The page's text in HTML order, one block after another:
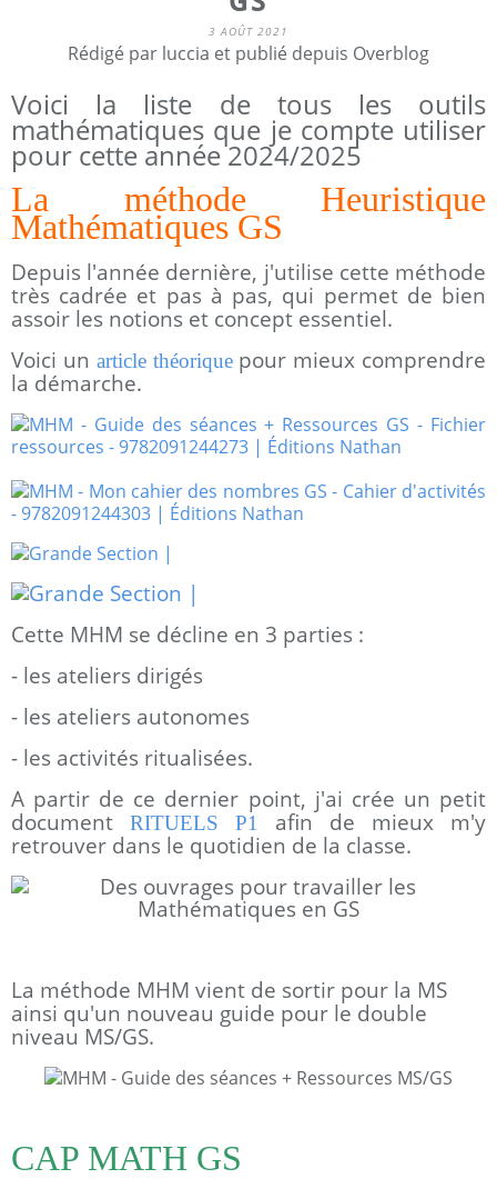
3 AOÛT 2021
Rédigé par luccia et publié depuis Overblog
Voici la liste de tous les outils
mathématiques que je compte utiliser
pour cette année 2024/2025
La méthode Heuristique
Mathématiques GS
Depuis l'année dernière, j'utilise cette méthode
très cadrée et pas à pas, qui permet de bien
assoir les notions et concept essentiel.
Voici un article théoriquepour mieux comprendre
la démarche.
Cette MHM se décline en 3 parties :
- les ateliers dirigés
- les ateliers autonomes
- les activités ritualisées.
A partir de ce dernier point, j'ai crée un petit
document RITUELS P1
afin de mieux m'y
retrouver dans le quotidien de la classe.
La méthode MHM vient de sortir pour la MS
ainsi qu'un nouveau guide pour le double
niveau MS/GS.
CAP MATH GS